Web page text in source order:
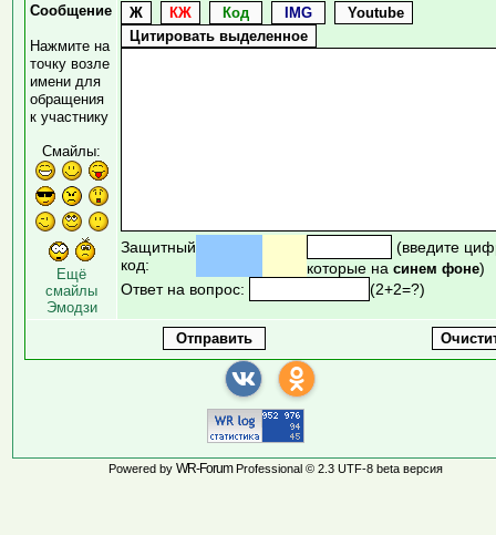
Сообщение
Нажмите на
точку возле
имени для
обращения
к участнику
Смайлы:
Ещё
смайлы
Эмодзи
Защитный
код:
(введите
которые на синем фоне)
Ответ на вопрос:
(2+2=?)
Powered by WR-ForumProfessional © 2.3 UTF-8 beta версия